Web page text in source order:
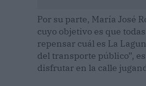
Por su parte, María José
cuyo objetivo es que
repensar cuál es La
del transporte público”,
disfrutar en la calle